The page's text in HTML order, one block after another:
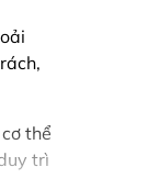
thể
trì